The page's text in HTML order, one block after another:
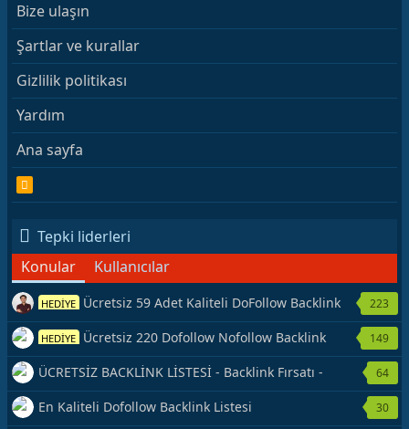
Bize ulaşın
Şartlar ve kurallar
Gizlilik politikası
Yardım
Ana sayfa
S
Tepki liderleri
Konular
Kullanıcılar
HEDİYE Ücretsiz 59 Adet Kaliteli DoFollow Backlink
Kaynağı Veriyorum.
223
HEDİYE Ücretsiz 220 Dofollow Nofollow Backlink
Veriyorum
149
ÜCRETSİZ BACKLİNK LİSTESİ - Backlink Fırsatı -
Hemen Yetiş!
64
En Kaliteli Dofollow Backlink Listesi 30